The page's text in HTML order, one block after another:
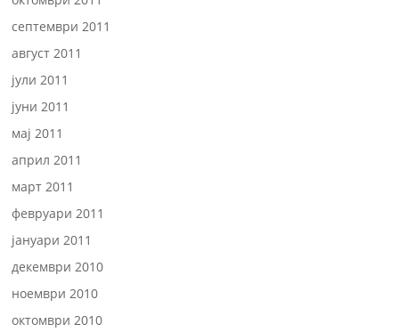
септември 2011
август 2011
јули 2011
јуни 2011
мај 2011
април 2011
март 2011
февруари 2011
јануари 2011
декември 2010
ноември 2010
октомври 2010